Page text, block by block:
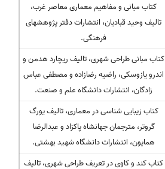
کتاب مبانی و مفاهیم معماری معاصر غرب،
تالیف وحید قبادیان، انتشارات دفتر پژوهشهای
فرهنگی.
کتاب مبانی طراحی شهری، تالیف ریچارد هدمن و
اندرو یازوسکی، راضیه رضازاده و مصطفی عباس
زادگان، انتشارات دانشگاه علم و صنعت.
کتاب زیبایی شناسی در معماری، تالیف یورگ
گروتر، مترجمان جهانشاه پاکزاد و عبدالرضا
همایون، انتشارات دانشگاه شهید بهشتی.
کتاب کند و کاوی در تعریف طراحی شهری، تالیف